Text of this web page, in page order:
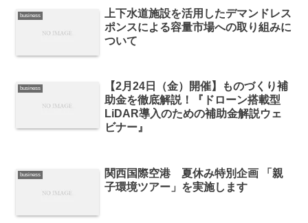
business
上下水道施設を活用したデマンドレス
ポンスによる容量市場への取り組みに
ついて
business
【2月24日（金）開催】ものづくり補
助金を徹底解説！『ドローン搭載型
LiDAR導入のための補助金解説ウェ
ビナー』
business
関西国際空港 夏休み特別企画 「親
子環境ツアー」を実施します